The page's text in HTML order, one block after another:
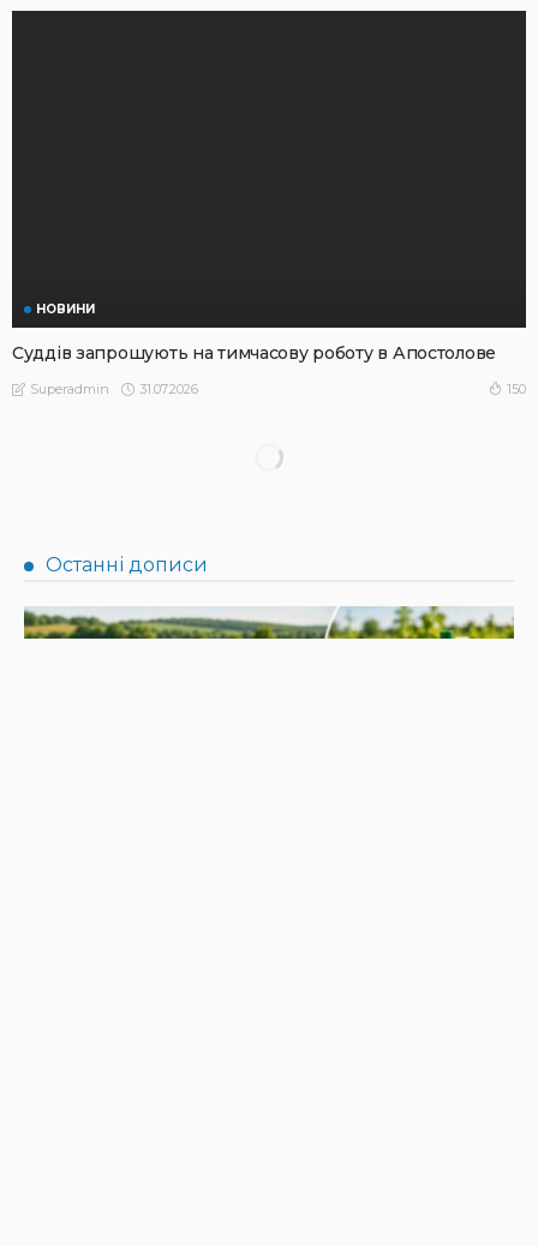
НОВИНИ
Суддів запрошують на тимчасову роботу в Апостолове
Superadmin 31.07.2026 150